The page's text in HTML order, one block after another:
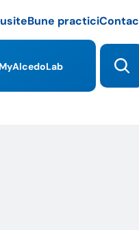
MyAlcedoLab
Bune practici